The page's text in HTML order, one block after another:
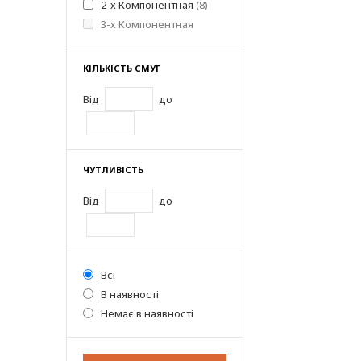
2-х Компонентная (8)
3-х Компонентная
КІЛЬКІСТЬ СМУГ
Від до
ЧУТЛИВІСТЬ
Від до
Всі
В наявності
Немає в наявності